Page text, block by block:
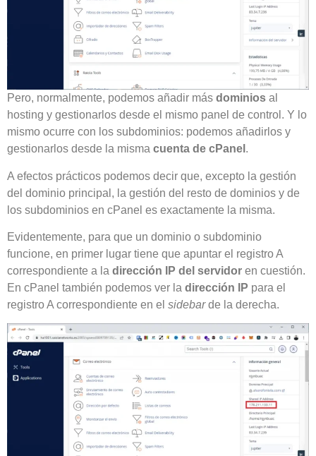
Pero, normalmente, podemos añadir más dominios al
hosting y gestionarlos desde el mismo panel de control. Y lo
mismo ocurre con los subdominios: podemos añadirlos y
gestionarlos desde la misma cuenta de cPanel .
A efectos prácticos podemos decir que, excepto la gestión
del dominio principal, la gestión del resto de dominios y de
los subdominios en cPanel es exactamente la misma.
Evidentemente, para que un dominio o subdominio
funcione, en primer lugar tiene que apuntar el registro A
correspondiente a la dirección IP del servidor en cuestión.
En cPanel también podemos ver la dirección IP para el
registro A correspondiente en el sidebarde la derecha.